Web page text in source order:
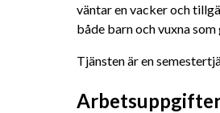
väntar en vacker och
både barn och vuxna
Tjänsten är en